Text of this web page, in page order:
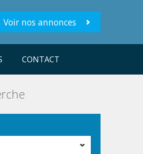
Voir nos annonces
CONTACT